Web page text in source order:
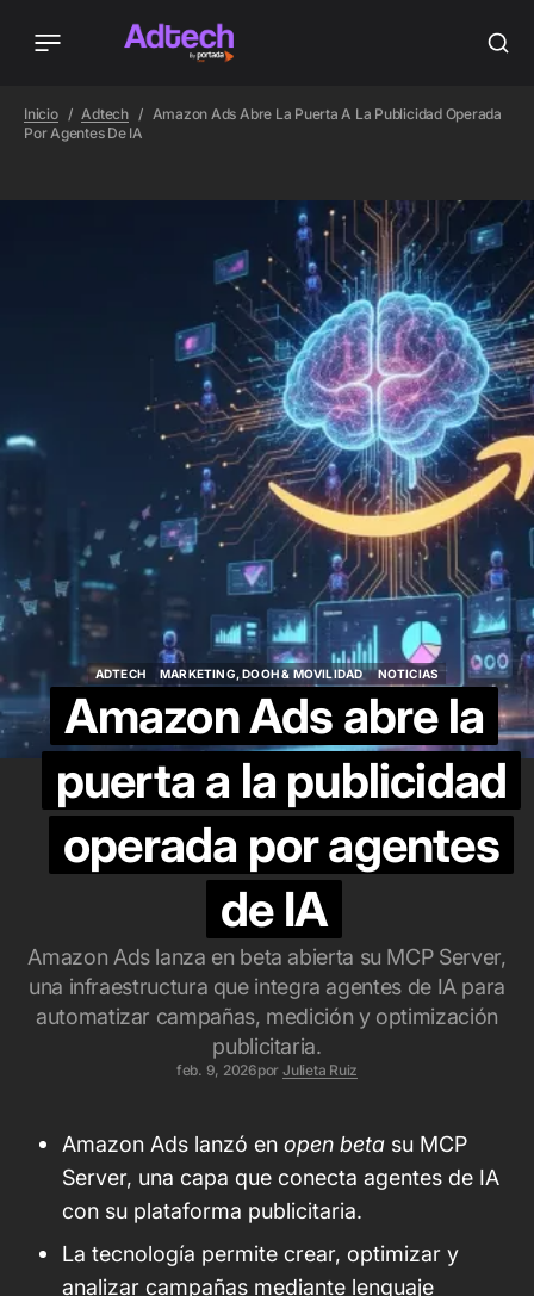
Inicio Adtech
Amazon Ads Abre La Puerta A La Publicidad Operada
Por Agentes De IA
ADTECH
MARKETING, DOOH & MOVILIDAD
NOTICIAS
Amazon Ads abre la
puerta a la publicidad
operada por agentes
de IA
Amazon Ads lanza en beta abierta su MCP Server,
una infraestructura que integra agentes de IA para
automatizar campañas, medición y optimización
publicitaria.
feb. 9, 2026por Julieta Ruiz
Amazon Ads lanzó en open beta su MCP
Server, una capa que conecta agentes de IA
con su plataforma publicitaria.
La tecnología permite crear, optimizar y
analizar campañas mediante lenguaje